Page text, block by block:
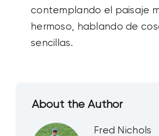
contemplando el paisaje
hermoso, hablando de
sencillas.
About the Author
Fred Nichols